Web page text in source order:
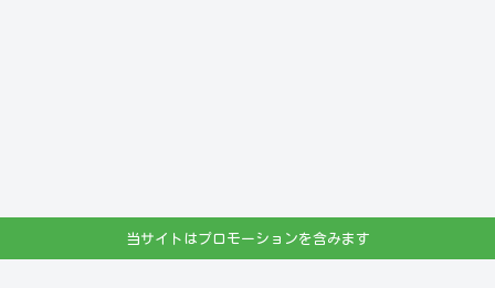
当サイトはプロモーションを含みます